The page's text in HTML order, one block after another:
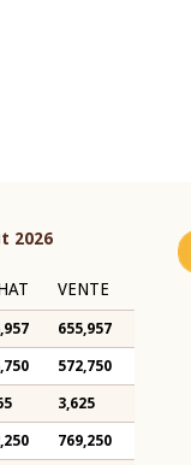
2026
VENTE
655,957
572,750
3,625
769,250